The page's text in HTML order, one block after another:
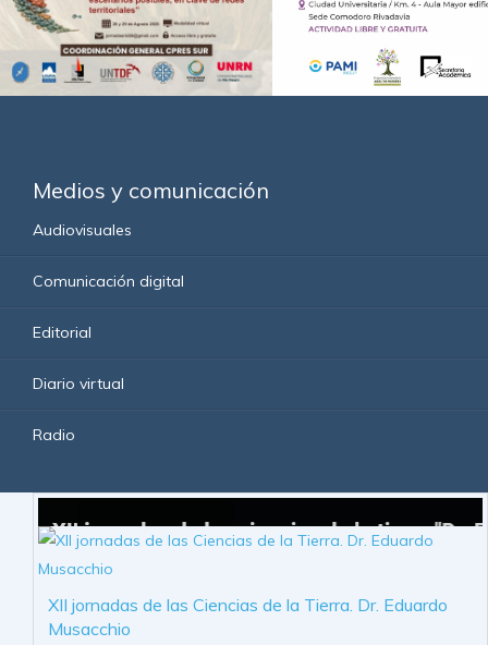
Medios y comunicación
Audiovisuales
Comunicación digital
Editorial
Diario virtual
Radio
XII jornadas de las Ciencias de la Tierra. Dr. Eduardo
Musacchio